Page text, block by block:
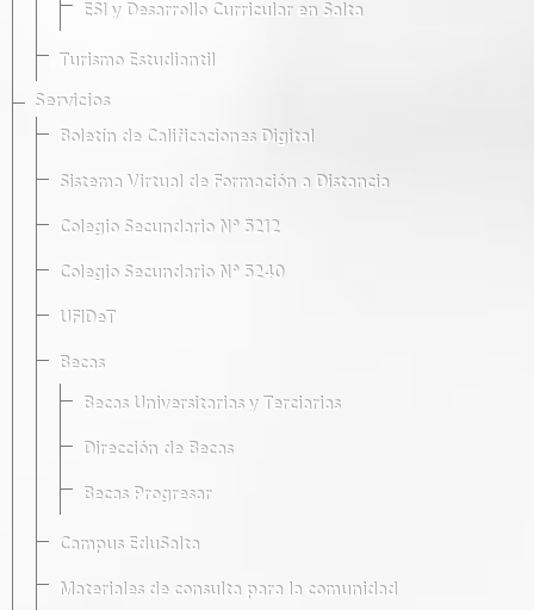
ESI y Desarrollo Curricular en Salta
Turismo Estudiantil
Servicios
Boletín de Calificaciones Digital
Sistema Virtual de Formación a Distancia
Colegio Secundario Nº 5212
Colegio Secundario Nº 5240
UFIDeT
Becas
Becas Universitarias y Terciarias
Dirección de Becas
Becas Progresar
Campus EduSalta
Materiales de consulta para la comunidad